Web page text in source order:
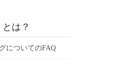
とは？
についてのFAQ